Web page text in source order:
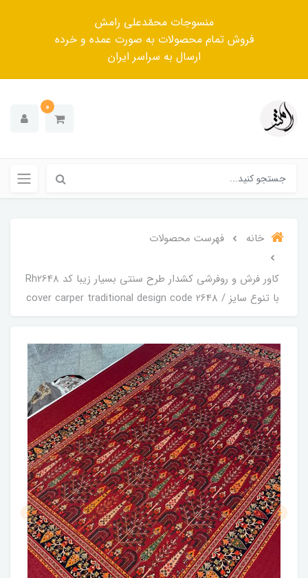
منسوجات محمّدعلی رامش
فروش تمام محصولات به صورت عمده و خرده
ارسال به سراسر ایران
0
خانه فهرست محصولات
کاور فرش و روفرشی کشدار‌ طرح سنتی بسیار زیبا کد Rh2648
با تنوع سایز / cover carper traditional design code 2648